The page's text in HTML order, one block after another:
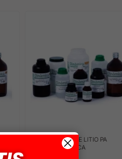
CARBONATO DE LITIO PA
250GR DINÂMICA